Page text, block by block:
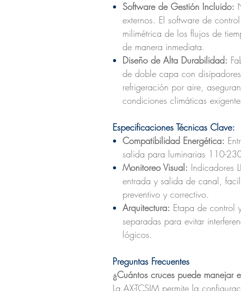
Software de Gestión Incluido:
externos. El software de
milimétrica de los flujos de
de manera inmediata.
Diseño de Alta Durabilidad:
de doble capa con
refrigeración por aire,
condiciones climáticas
Especificaciones Técnicas Clave:
Compatibilidad Energética:
salida para luminarias 110-
Monitoreo Visual: Indicadores
entrada y salida de canal,
preventivo y correctivo.
Arquitectura: Etapa de control
separadas para evitar
lógicos.
Preguntas Frecuentes
¿Cuántos cruces puede manejar
La AX-TCSIM permite la